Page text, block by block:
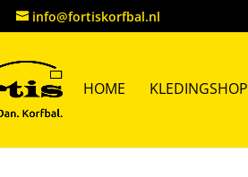
info@fortiskorfbal.nl
HOME KLEDINGSHOP